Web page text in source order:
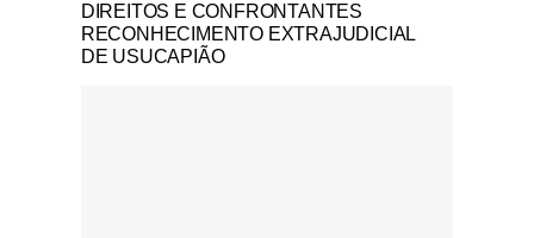
DIREITOS E CONFRONTANTES
RECONHECIMENTO EXTRAJUDICIAL
DE USUCAPIÃO